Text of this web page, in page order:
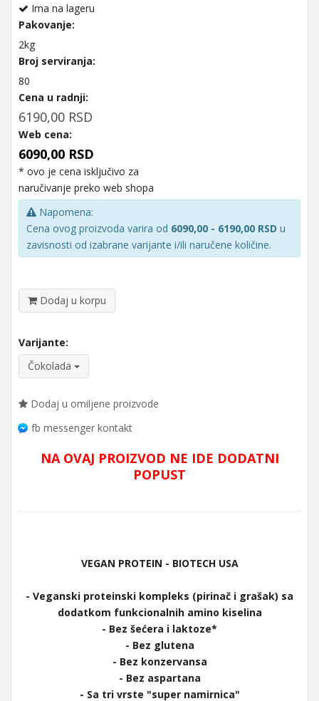
Ima na lageru
Pakovanje:
2kg
Broj serviranja:
80
Cena u radnji:
6190,00 RSD
Web cena:
6090,00 RSD
* ovo je cena isključivo za
naručivanje preko web shopa
Napomena:
Cena ovog proizvoda varira od 6090,00 - 6190,00 RSD u
zavisnosti od izabrane varijante i/ili naručene količine.
Dodaj u korpu
Varijante:
Čokolada
Dodaj u omiljene proizvode
fb messenger kontakt
NA OVAJ PROIZVOD NE IDE DODATNI
POPUST
VEGAN PROTEIN - BIOTECH USA
- Veganski proteinski kompleks (pirinač i grašak) sa
dodatkom funkcionalnih amino kiselina
- Bez šećera i laktoze*
- Bez glutena
- Bez konzervansa
- Bez aspartana
- Sa tri vrste "super namirnica"